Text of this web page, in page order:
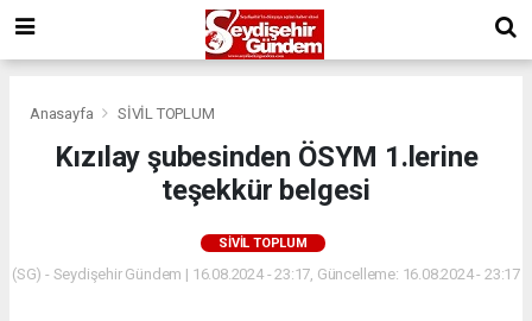
Anasayfa SİVİL TOPLUM
Kızılay şubesinden ÖSYM 1.lerine
teşekkür belgesi
SİVİL TOPLUM
(SG) - Seydişehir Gündem | 16.08.2024 - 23:17, Güncelleme: 16.08.2024 - 23:17